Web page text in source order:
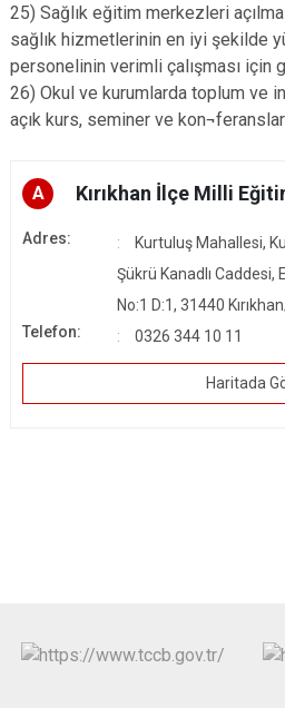
25) Sağlık eğitim merkezleri
sağlık hizmetlerinin en iyi şekilde
personelinin verimli çalışması için
26) Okul ve kurumlarda toplum ve
açık kurs, seminer ve
A Kırıkhan İlçe Milli
Adres:
Kurtuluş Mahallesi,
Şükrü Kanadlı Caddesi,
No:1 D:1, 31440
Telefon:
0326 344 10 11
Haritada